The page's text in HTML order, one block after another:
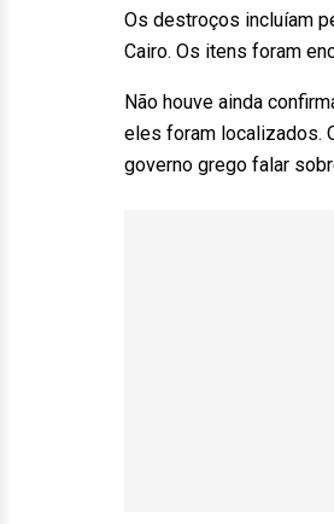
Os destroços incluíam
Cairo. Os itens foram
Não houve ainda
eles foram localizados.
governo grego falar